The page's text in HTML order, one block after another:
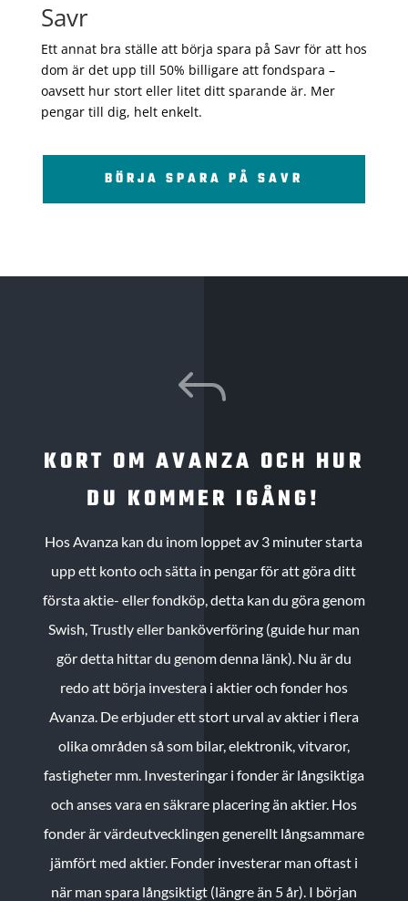
Savr
Ett annat bra ställe att börja spara på Savr för att hos
dom är det upp till 50% billigare att fondspara –
oavsett hur stort eller litet ditt sparande är. Mer
pengar till dig, helt enkelt.
BÖRJA SPARA PÅ SAVR
J
KORT OM AVANZA OCH HUR
DU KOMMER IGÅNG!
Hos Avanza kan du inom loppet av 3 minuter starta
upp ett konto och sätta in pengar för att göra ditt
första aktie- eller fondköp, detta kan du göra genom
Swish, Trustly eller banköverföring (guide hur man
gör detta hittar du genom denna länk). Nu är du
redo att börja investera i aktier och fonder hos
Avanza. De erbjuder ett stort urval av aktier i flera
olika områden så som bilar, elektronik, vitvaror,
fastigheter mm. Investeringar i fonder är långsiktiga
och anses vara en säkrare placering än aktier. Hos
fonder är värdeutvecklingen generellt långsammare
jämfört med aktier. Fonder investerar man oftast i
när man spara långsiktigt (längre än 5 år). I början